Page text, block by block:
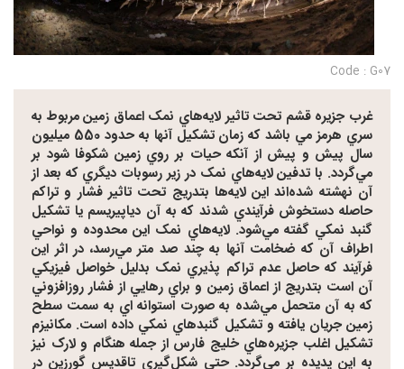
Code : G07
غرب جزيره قشم تحت تاثير لايه‌هاي نمک اعماق زمين مربوط به
سري هرمز مي باشد که زمان تشکيل آنها به حدود 550 ميليون
سال پيش و پيش از آنکه حيات بر روي زمين شکوفا شود بر
مي‌گردد. با تدفين لايه‌هاي نمک در زير رسوبات ديگري که بعد از
آن نهشته شده‌اند اين لايه‌ها بتدريج تحت تاثير فشار و تراکم
حاصله دستخوش فرآيندي شدند که به آن دياپيريسم يا تشکيل
گنبد نمکي گفته مي‌شود. لايه‌هاي نمک اين محدوده و نواحي
اطراف آن که ضخامت آنها به چند صد متر مي‌رسد، در اثر اين
فرآيند که حاصل عدم تراکم پذيري نمک بدليل خواصل فيزيکي
آن است بتدريج از اعماق زمين و براي رهايي از فشار روزافزوني
که به آن متحمل مي‌شده به صورت استوانه اي به سمت سطح
زمين جريان يافته و تشکيل گنبدهاي نمکي داده است. مکانيزم
تشکيل اغلب جزيره‌هاي خليج‌ فارس از جمله هنگام و لارک نيز
به اين پديده بر مي‌گردد. حتي شکل‌گيري تاقديس گورزين در